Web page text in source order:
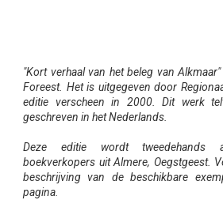
"Kort verhaal van het beleg van
Foreest. Het is uitgegeven door
editie verscheen in 2000. Dit werk
geschreven in het Nederlands.
Deze editie wordt tweedehands
boekverkopers uit Almere, Oegstgeest.
beschrijving van de beschikbare
pagina.